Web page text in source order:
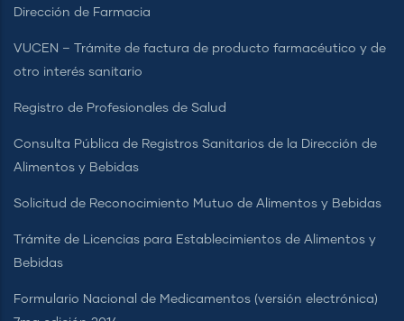
Dirección de Farmacia
VUCEN – Trámite de factura de producto farmacéutico y de
otro interés sanitario
Registro de Profesionales de Salud
Consulta Pública de Registros Sanitarios de la Dirección de
Alimentos y Bebidas
Solicitud de Reconocimiento Mutuo de Alimentos y Bebidas
Trámite de Licencias para Establecimientos de Alimentos y
Bebidas
Formulario Nacional de Medicamentos (versión electrónica)